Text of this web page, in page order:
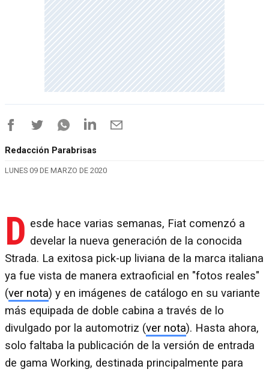
Redacción Parabrisas
LUNES 09 DE MARZO DE 2020
D esde hace varias semanas, Fiat comenzó a
develar la nueva generación de la conocida
Strada. La exitosa pick-up liviana de la marca italiana
ya fue vista de manera extraoficial en "fotos reales"
(ver nota) y en imágenes de catálogo en su variante
más equipada de doble cabina a través de lo
divulgado por la automotriz (ver nota). Hasta ahora,
solo faltaba la publicación de la versión de entrada
de gama Working, destinada principalmente para